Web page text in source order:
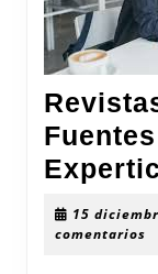
15
comentarios